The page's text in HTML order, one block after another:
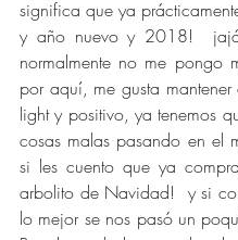
significa que ya
y año nuevo y 2018!
normalmente no me pongo
por aquí, me gusta mantener
light y positivo, ya tenemos
cosas malas pasando en el
si les cuento que ya
arbolito de Navidad!  y si
lo mejor se nos pasó un